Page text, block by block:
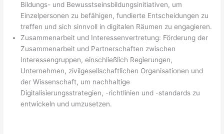
Bildungs- und Bewusstseinsbildungsinitiativen, um
Einzelpersonen zu befähigen, fundierte Entscheidungen zu
treffen und sich sinnvoll in digitalen Räumen zu engagieren.
Zusammenarbeit und Interessenvertretung: Förderung der
Zusammenarbeit und Partnerschaften zwischen
Interessengruppen, einschließlich Regierungen,
Unternehmen, zivilgesellschaftlichen Organisationen und
der Wissenschaft, um nachhaltige
Digitalisierungsstrategien, -richtlinien und -standards zu
entwickeln und umzusetzen.